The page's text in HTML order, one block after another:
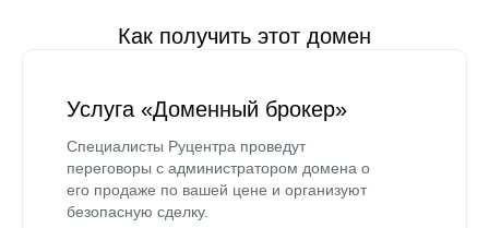
Как получить этот домен
Услуга «Доменный брокер»
Специалисты Руцентра проведут
переговоры с администратором домена о
его продаже по вашей цене и организуют
безопасную сделку.